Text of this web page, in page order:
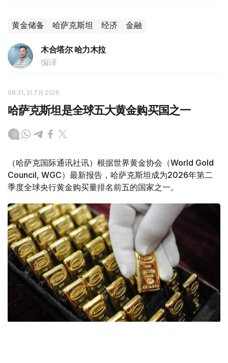
黄金储备 哈萨克斯坦 经济 金融
木合塔尔 哈力木拉
编译
08:31, 31 7月 2026
哈萨克斯坦是全球五大黄金购买国之一
（哈萨克国际通讯社讯）根据世界黄金协会（World Gold
Council, WGC）最新报告，哈萨克斯坦成为2026年第二
季度全球央行黄金购买量排名前五的国家之一。